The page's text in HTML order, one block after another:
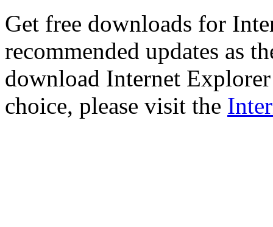
Get free downloads for
recommended updates as
download Internet
choice, please visit the